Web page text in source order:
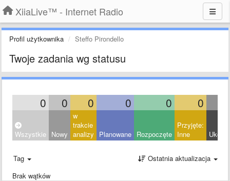
XiiaLive™ - Internet Radio
Profil użytkownika Steffo Pirondello
Twoje zadania wg statusu
0 0 0 0 0 0
Wszystkie Nowy
w
trakcie
analizy
Planowane Rozpoczęte
Przyjęte:
Inne
Tag
Ostatnia aktualizacja
Brak wątków